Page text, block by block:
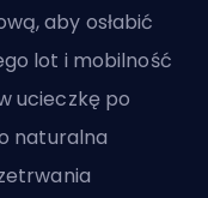
aby osłabić
lot i mobilność
ucieczkę po
naturalna